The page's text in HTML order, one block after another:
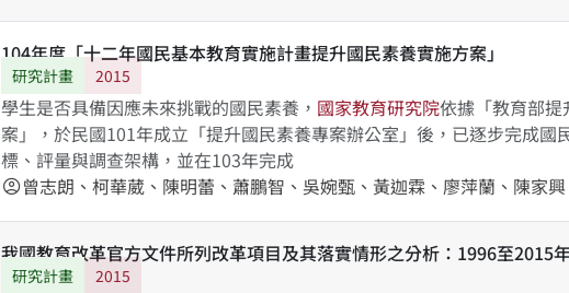
104年度「十二年國民基本教育實施計畫提升國民素養實施方案」
研究計畫 2015
學生是否具備因應未來挑戰的國民素養， 國家教育研究院依據「教育部
案」，於民國101年成立「提升國民素養專案辦公室」後，已逐步完成國
標、評量與調查架構，並在103年完成
account_circle曾志朗、柯華葳、陳明蕾、蕭鵬智、吳婉甄、黃迦霖、廖萍蘭、陳家興
我國教育改革官方文件所列改革項目及其落實情形之分析：1996至2015
研究計畫 2015